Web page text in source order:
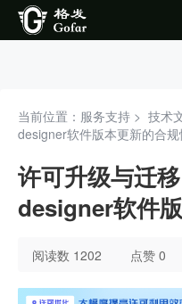
当前位置：服务支持 > 技术
designer软件版本更新的合规
许可升级与迁
designer软件
阅读数 1202 点赞 0